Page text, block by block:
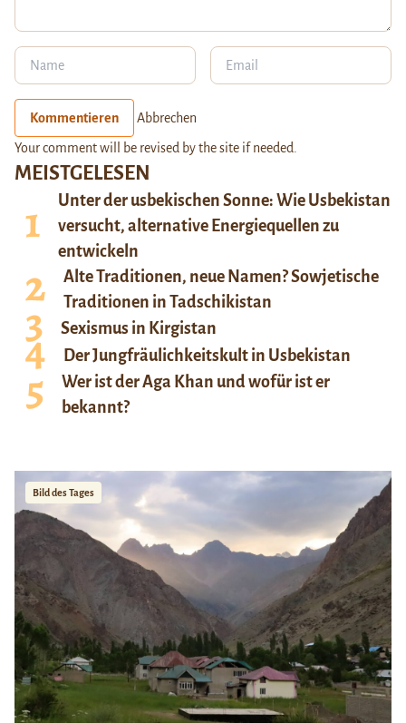
MEISTGELESEN
Unter der usbekischen Sonne: Wie Usbekistan
versucht, alternative Energiequellen zu
entwickeln
Alte Traditionen, neue Namen? Sowjetische
Traditionen in Tadschikistan
Sexismus in Kirgistan
Der Jungfräulichkeitskult in Usbekistan
Wer ist der Aga Khan und wofür ist er
bekannt?
Bild des Tages
Kommentieren Abbrechen
Your comment will be revised by the site if needed.